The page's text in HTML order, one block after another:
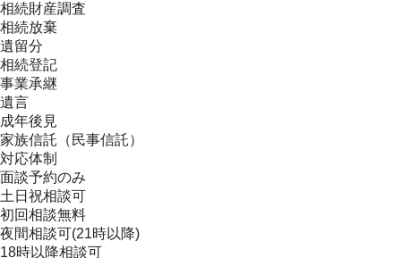
相続財産調査
相続放棄
遺留分
相続登記
事業承継
遺言
成年後見
家族信託（民事信託）
対応体制
面談予約のみ
土日祝相談可
初回相談無料
夜間相談可(21時以降)
18時以降相談可